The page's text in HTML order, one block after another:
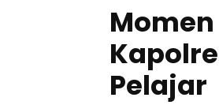
Pelajar